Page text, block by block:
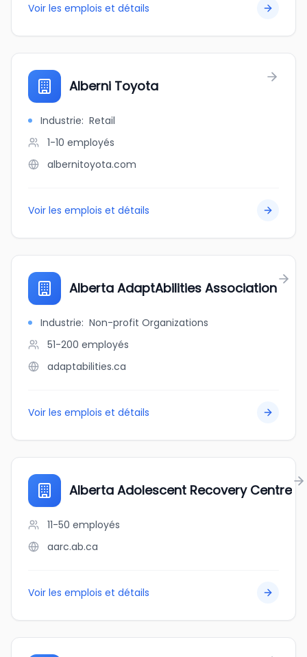
Voir les emplois et détails
Alberni Toyota
Industrie: Retail
1-10 employés
albernitoyota.com
Voir les emplois et détails
Alberta AdaptAbilities Association
Industrie: Non-profit Organizations
51-200 employés
adaptabilities.ca
Voir les emplois et détails
Alberta Adolescent Recovery Centre
11-50 employés
aarc.ab.ca
Voir les emplois et détails